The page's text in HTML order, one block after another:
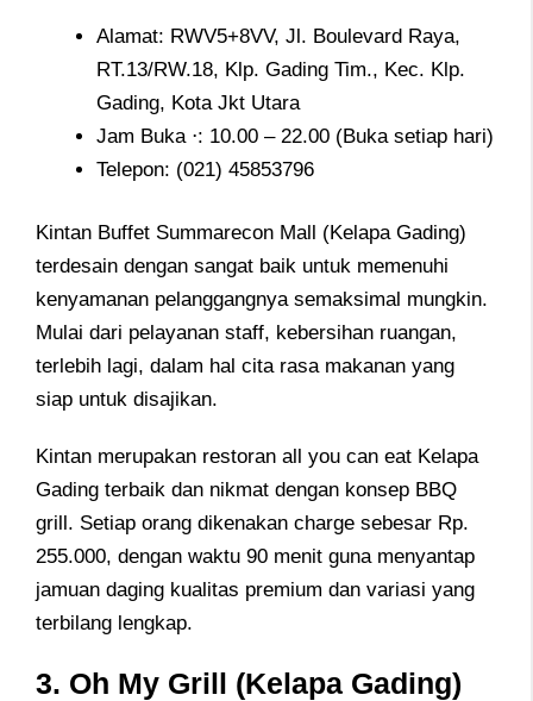
Alamat: RWV5+8VV, Jl. Boulevard Raya,
RT.13/RW.18, Klp. Gading Tim., Kec. Klp.
Gading, Kota Jkt Utara
Jam Buka ⋅: 10.00 – 22.00 (Buka setiap hari)
Telepon: (021) 45853796
Kintan Buffet Summarecon Mall (Kelapa Gading)
terdesain dengan sangat baik untuk memenuhi
kenyamanan pelanggangnya semaksimal mungkin.
Mulai dari pelayanan staff, kebersihan ruangan,
terlebih lagi, dalam hal cita rasa makanan yang
siap untuk disajikan.
Kintan merupakan restoran all you can eat Kelapa
Gading terbaik dan nikmat dengan konsep BBQ
grill. Setiap orang dikenakan charge sebesar Rp.
255.000, dengan waktu 90 menit guna menyantap
jamuan daging kualitas premium dan variasi yang
terbilang lengkap.
3. Oh My Grill (Kelapa Gading)